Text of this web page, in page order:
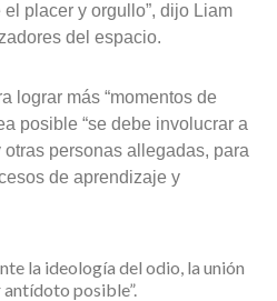
placer y orgullo”, dijo Liam
del espacio.
lograr más “momentos de
posible “se debe involucrar a
personas allegadas, para
de aprendizaje y
la ideología del odio, la unión
antídoto posible”.